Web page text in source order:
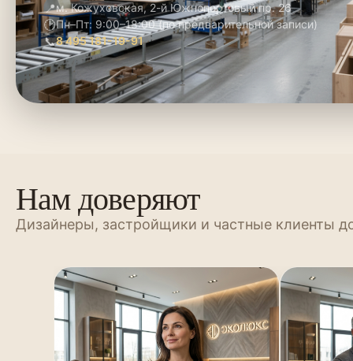
📍м. Кожуховская, 2-й Южнопортовый пр. 26
🕑Пн–Пт: 9:00–18:00 (по предварительной записи)
📞8 495 181-19-91
Нам доверяют
Дизайнеры, застройщики и частные клиенты